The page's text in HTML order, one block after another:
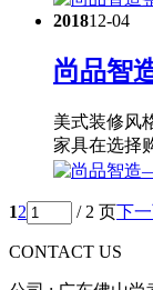
201812-04
尚品智
美式装修风
家具在选择
12 / 2 页下
CONTACT US